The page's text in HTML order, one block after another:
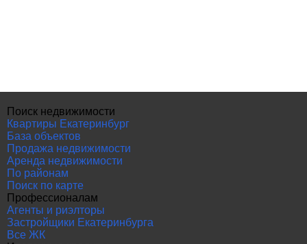
Поиск недвижимости
Квартиры Екатеринбург
База объектов
Продажа недвижимости
Аренда недвижимости
По районам
Поиск по карте
Профессионалам
Агенты и риэлторы
Застройщики Екатеринбурга
Все ЖК